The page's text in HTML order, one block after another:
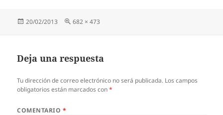
Publicado
20/02/2013
Tamaño
682 × 473
Deja una respuesta
Tu dirección de correo electrónico no será publicada. Los campos
obligatorios están marcados con*
COMENTARIO *